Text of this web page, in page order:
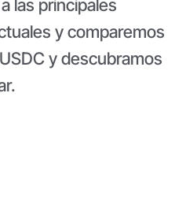
las principales
y comparemos
y descubramos